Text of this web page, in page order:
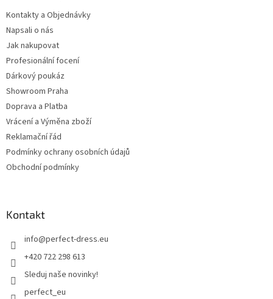
Kontakty a Objednávky
Napsali o nás
Jak nakupovat
Profesionální focení
Dárkový poukáz
Showroom Praha
Doprava a Platba
Vrácení a Výměna zboží
Reklamační řád
Podmínky ochrany osobních údajů
Obchodní podmínky
Kontakt
info@perfect-dress.eu
+420 722 298 613
Sleduj naše novinky!
perfect_eu